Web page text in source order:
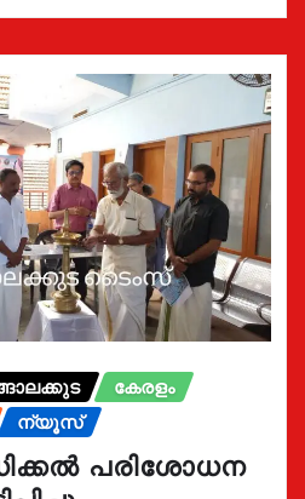
കേരളം
ന്യൂസ്
പരിശോധന